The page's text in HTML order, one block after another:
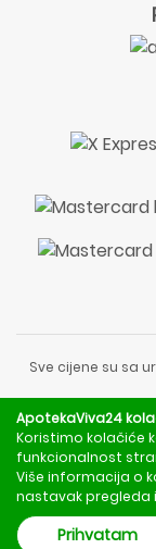
Sve cijene su sa
Za obavijesti o
Copyright © 2020
ApotekaViva24
Koristimo kolačiće
funkcionalnost
Više informacija o
nastavak pregleda
Prihvatam